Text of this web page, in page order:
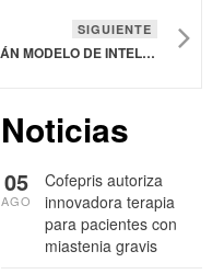
SIGUIENTE
EVOGENE Y GOOGLE CLOUD CREARÁN MODELO DE INTELIGENCIA ARTIFICIAL PARA DISEÑAR MOLÉCULAS PEQUEÑAS
Noticias
Cofepris autoriza
innovadora terapia
para pacientes con
miastenia gravis
05
AGO